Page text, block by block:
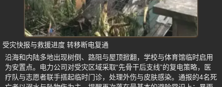
受灾快报与救援进度 转移断电复通
沿海和内陆多地出现树倒、路阻与屋顶掀翻，学校与体育馆临时启用
为安置点。电力公司对受灾区域采取“先骨干后支线”的复电策略，医
疗队与志愿者联手搭起临时门诊，处理外伤与皮肤感染。通报的4名死